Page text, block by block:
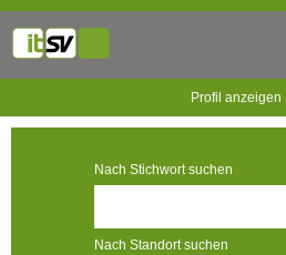
Profil anzeigen
Nach Stichwort suchen
Nach Standort suchen